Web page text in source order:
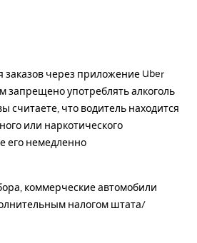
через приложение Uber
запрещено употреблять алкоголь
считаете, что водитель находится
или наркотического
его немедленно
коммерческие автомобили
налогом штата/